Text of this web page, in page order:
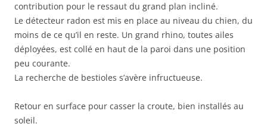
contribution pour le ressaut du grand plan incliné.
Le détecteur radon est mis en place au niveau du chien, du
moins de ce qu’il en reste. Un grand rhino, toutes ailes
déployées, est collé en haut de la paroi dans une position
peu courante.
La recherche de bestioles s’avère infructueuse.
Retour en surface pour casser la croute, bien installés au
soleil.